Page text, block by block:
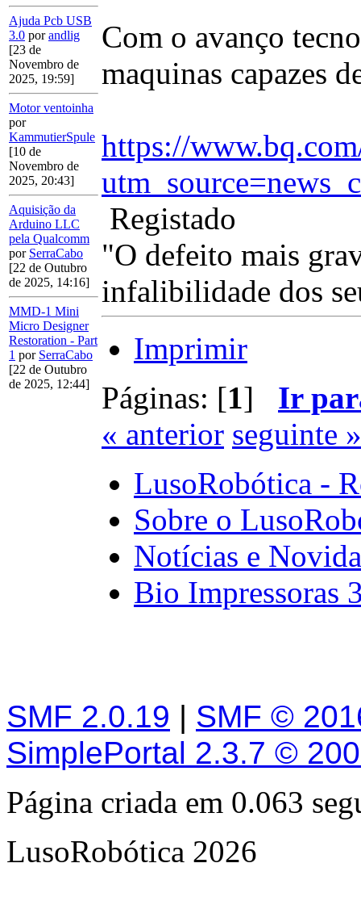
Ajuda Pcb USB
3.0 porandlig
[23 de
Novembro de
2025, 19:59]
Motor ventoinha
por
KammutierSpule
[10 de
Novembro de
2025, 20:43]
Aquisição da
Arduino LLC
pela Qualcomm
por SerraCabo
[22 de Outubro
de 2025, 14:16]
MMD-1 Mini
Micro Designer
Restoration - Part
1 por SerraCabo
[22 de Outubro
de 2025, 12:44]
Com o avanço
maquinas capazes
https://
Registado
"O defeito mais
infalibilidade dos
Imprimir
Páginas: [1] Ir
« anterior seguinte »
LusoRobótica -
Sobre o
Notícias e
Bio Impressoras
SMF 2.0.19 | SMF ©
SimplePortal 2.3.7 ©
Página criada em 0.063
LusoRobótica 2026